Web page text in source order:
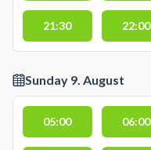
21:30 22:00
Sunday 9. August
05:00 06:00